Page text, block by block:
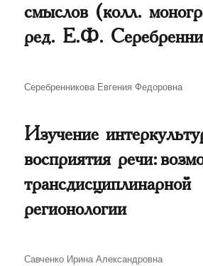
смыслов (колл.
ред. Е.Ф.
Автор
Серебренникова Евгения Федоровна
Изучение
восприятия речи:
трансдисциплинарной
регионологии
Автор
Савченко Ирина Александровна